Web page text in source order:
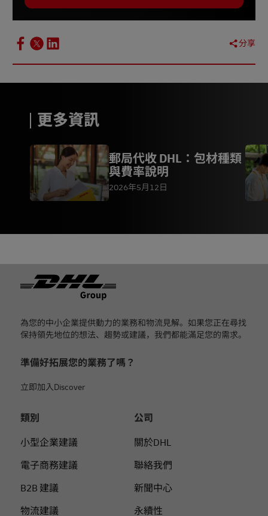
分享
更多資訊
郵局代收 DHL：包材種類
與費率說明
2026年5月12日
為您的中小企業提供動力的業務和物流見解。如果您正在尋找
保持領先地位的想法、趨勢或建議，我們都能滿足您的需求。
準備好拓展您的業務了嗎？
立即加入Discover
類別
小型企業建議
電子商務建議
B2B 建議
物流建議
公司
關於DHL
聯絡我們
新聞中心
永續性